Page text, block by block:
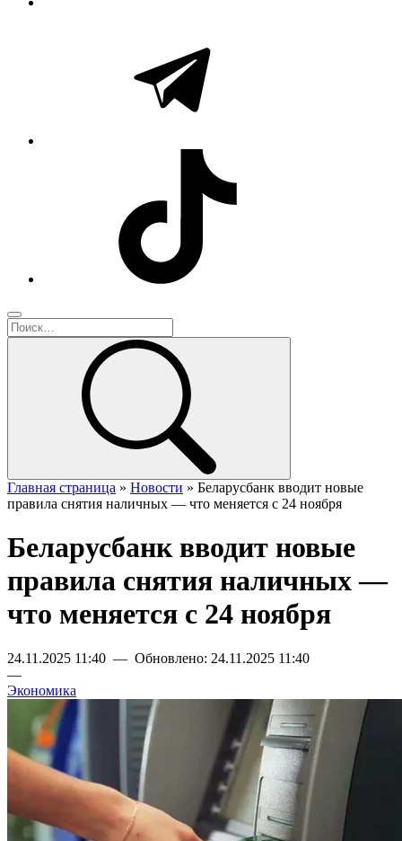
Главная страница » Новости » Беларусбанк вводит новые
правила снятия наличных — что меняется с 24 ноября
Беларусбанк вводит новые
правила снятия наличных —
что меняется с 24 ноября
24.11.2025 11:40 — Обновлено: 24.11.2025 11:40
—
Экономика